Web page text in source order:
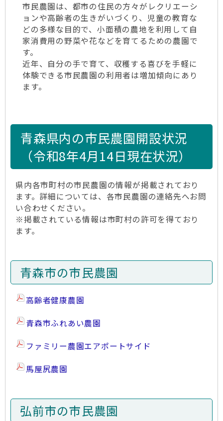
市民農園は、都市の住民の方々がレクリエーシ
ョンや高齢者の生きがいづくり、児童の教育な
どの多様な目的で、小面積の農地を利用して自
家消費用の野菜や花などを育てるための農園で
す。
近年、自分の手で育て、収穫する喜びを手軽に
体験できる市民農園の利用者は増加傾向にあり
ます。
青森県内の市民農園開設状況
（令和8年4月14日現在状況）
県内各市町村の市民農園の情報が掲載されており
ます。詳細については、各市民農園の連絡先へお問
い合わせください。
※掲載されている情報は市町村の許可を得ており
ます。
青森市の市民農園
高齢者健康農園
青森市ふれあい農園
ファミリー農園エアポートサイド
馬屋尻農園
弘前市の市民農園